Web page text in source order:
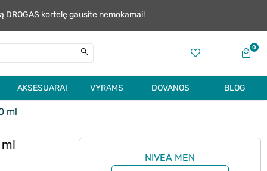
kortelę gausite nemokamai!
0
AKSESUARAI VYRAMS DOVANOS BLOG
ml
NIVEA MEN